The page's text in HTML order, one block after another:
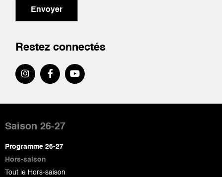
Envoyer
Restez connectés
de
page
Saison 26-27
Programme 26-27
Hors-saison
Tout le Hors-saison